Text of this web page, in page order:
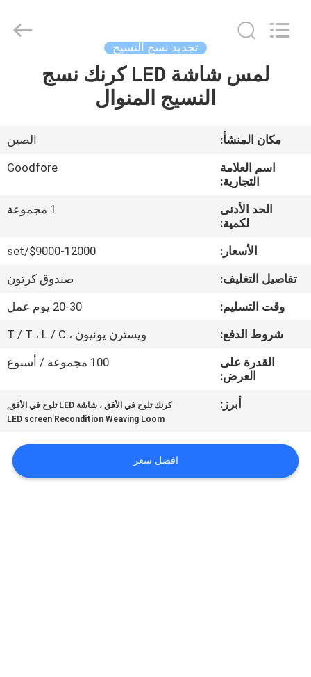
المنزل
فيديوهات
معلومات
جولة
المعمل
رقابة
بنا
Machinery
Co.,Ltd.
تجديد نسج النسيج
لمس شاشة LED كرنك نسج
النسيج المنوال
مكان المنشأ:
الصين
اسم العلامة
التجارية:
Goodfore
الحد الأدنى
لكمية:
1 مجموعة
الأسعار:
$9000-12000/set
تفاصيل التغليف:
صندوق كرتون
وقت التسليم:
20-30 يوم عمل
شروط الدفع:
ويسترن يونيون ، T / T ، L / C
القدرة على
العرض:
100 مجموعة / أسبوع
أبرز: كرنك تلوح في الأفق ، شاشة LED تلوح في الأفق ,
LED screen Recondition Weaving Loom
افضل سعر